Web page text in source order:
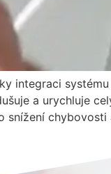
a urychluje
snížení